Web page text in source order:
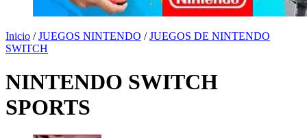
Inicio / JUEGOS NINTENDO / JUEGOS DE NINTENDO
SWITCH
NINTENDO SWITCH
SPORTS